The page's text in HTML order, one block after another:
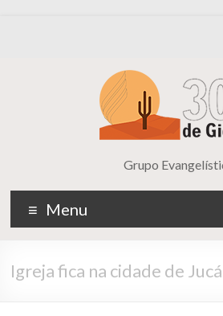
Grupo
Menu
Igreja fica na cidade de